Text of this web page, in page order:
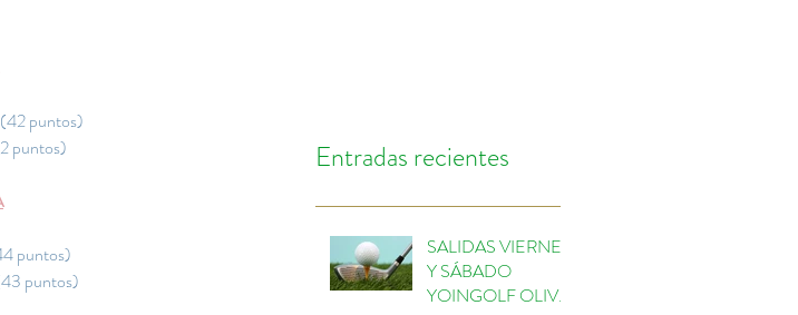
(42 puntos)
puntos)
puntos)
puntos)
Entradas recientes
SALIDAS VIERNES
Y SÁBADO
YOINGOLF OLIVA